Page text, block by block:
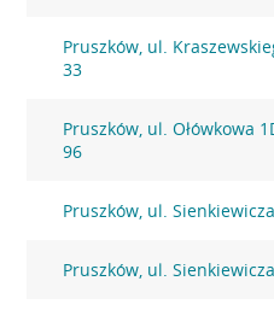
Pruszków, ul.
33
Pruszków, ul. Ołówkowa
96
Pruszków, ul.
Pruszków, ul.